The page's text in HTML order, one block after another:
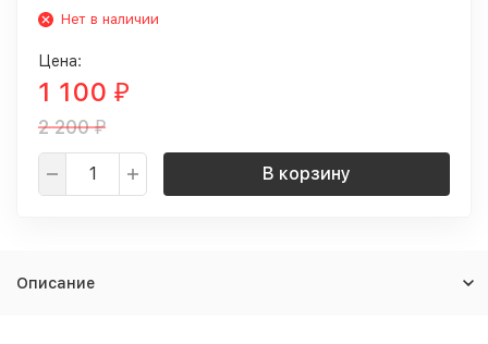
Нет в наличии
Цена:
1 100 ₽
2 200₽
В корзину
Описание